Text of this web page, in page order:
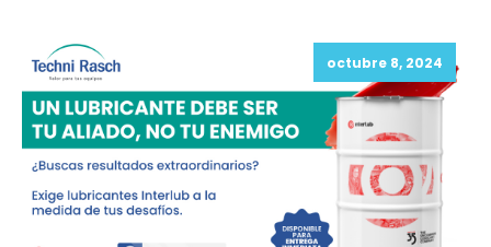
octubre 8, 2024